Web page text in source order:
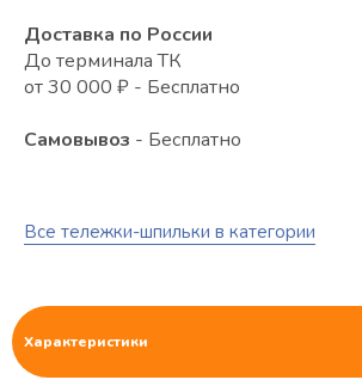
Все тележки-шпильки в категории
Доставка по России
До терминала ТК
от 30 000 ₽ - Бесплатно
Самовывоз - Бесплатно
Характеристики